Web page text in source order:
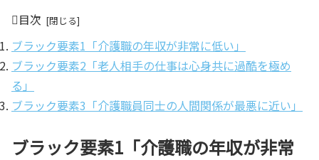
目次
ブラック要素1「介護職の年収が非常に低い」
ブラック要素2「老人相手の仕事は心身共に過酷を極め
る」
ブラック要素3「介護職員同士の人間関係が最悪に近い」
ブラック要素1「介護職の年収が非常